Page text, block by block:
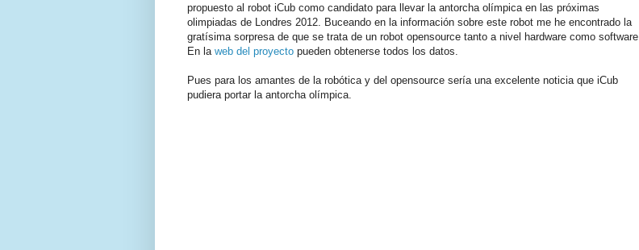
propuesto al robot iCub como candidato para llevar la antorcha olímpica en las próximas
olimpiadas de Londres 2012. Buceando en la información sobre este robot me he encontrado la
gratísima sorpresa de que se trata de un robot opensource tanto a nivel hardware como software.
En la web del proyecto pueden obtenerse todos los datos.
Pues para los amantes de la robótica y del opensource sería una excelente noticia que iCub
pudiera portar la antorcha olímpica.